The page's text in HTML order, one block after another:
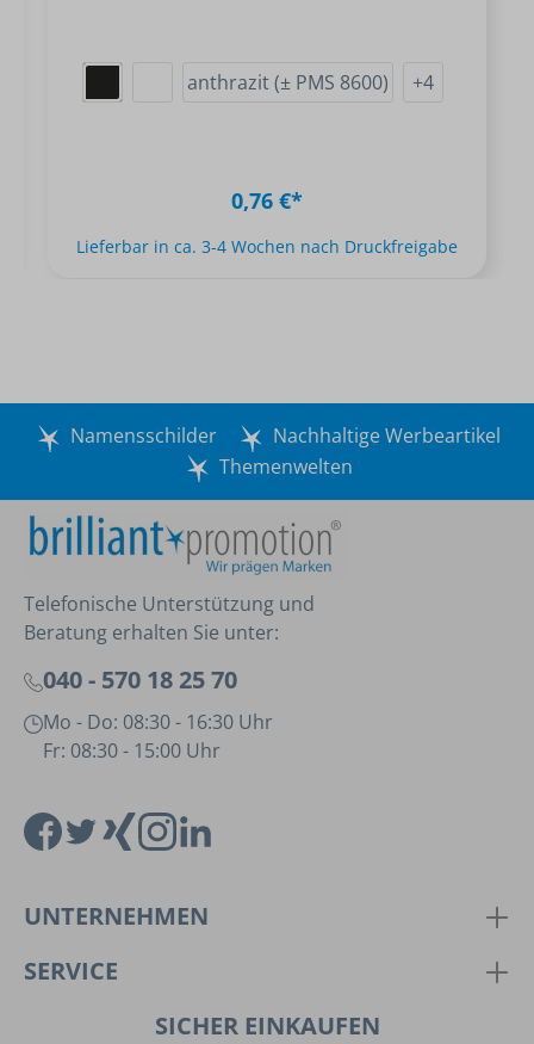
anthrazit (± PMS 8600) +4
0,76 €*
Lieferbar in ca. 3-4 Wochen nach Druckfreigabe
Namensschilder
Nachhaltige Werbeartikel
Themenwelten
Telefonische Unterstützung und
Beratung erhalten Sie unter:
040 - 570 18 25 70
Mo - Do: 08:30 - 16:30 Uhr
Fr: 08:30 - 15:00 Uhr
UNTERNEHMEN
SERVICE
SICHER EINKAUFEN